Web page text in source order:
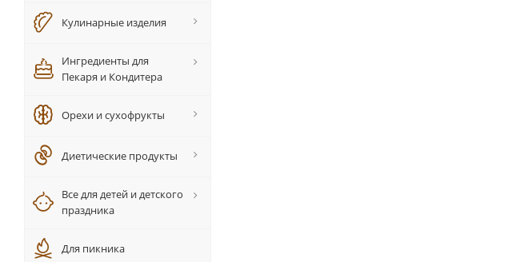
Кулинарные изделия
Ингредиенты для
Пекаря и Кондитера
Орехи и сухофрукты
Диетические продукты
Все для детей и детского
праздника
Для пикника